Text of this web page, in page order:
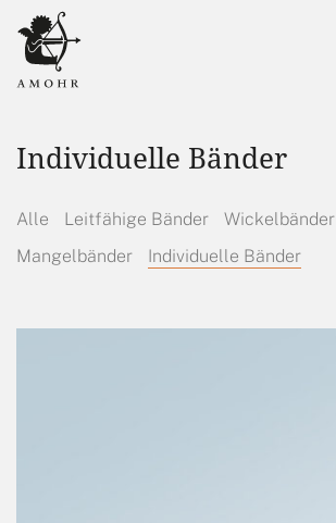
Individuelle Bänder
Alle Leitfähige Bänder
Wickelbänder
Mangelbänder
Individuelle Bänder